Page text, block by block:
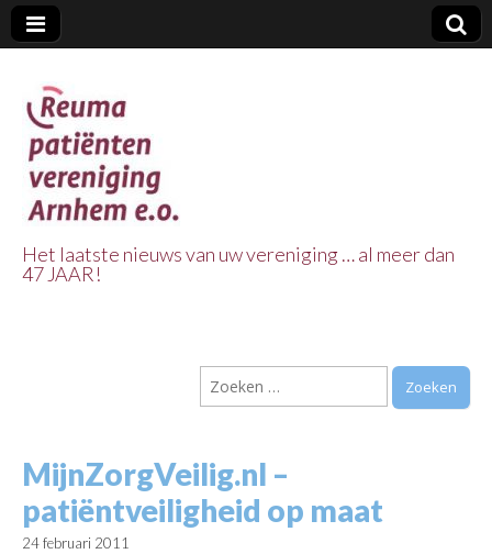
Vereniging
Arnhem e.o.
Het laatste nieuws van uw vereniging … al meer dan
47 JAAR!
Zoeken
naar:
MijnZorgVeilig.nl –
patiëntveiligheid op maat
24 februari 2011